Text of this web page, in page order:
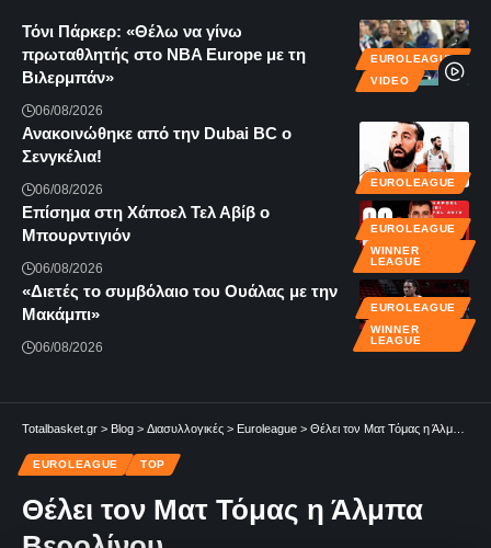
EUROLEAGUE
VIDEO
Τόνι Πάρκερ: «Θέλω να γίνω
πρωταθλητής στο NBA Europe με τη
Βιλερμπάν»
06/08/2026
EUROLEAGUE
Ανακοινώθηκε από την Dubai BC ο
Σενγκέλια!
06/08/2026
EUROLEAGUE
WINNER
LEAGUE
Επίσημα στη Χάποελ Τελ Αβίβ ο
Μπουρντιγιόν
06/08/2026
EUROLEAGUE
WINNER
LEAGUE
«Διετές το συμβόλαιο του Ουάλας με την
Μακάμπι»
06/08/2026
Totalbasket.gr > Blog > Διασυλλογικές > Euroleague > Θέλει τον Ματ Τόμας η Άλμπα Βερολίνου
EUROLEAGUE TOP
Θέλει τον Ματ Τόμας η Άλμπα